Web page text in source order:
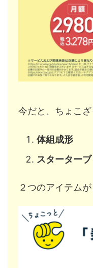
今だと、ちょこ
体組成形
スターター
２つのアイテム